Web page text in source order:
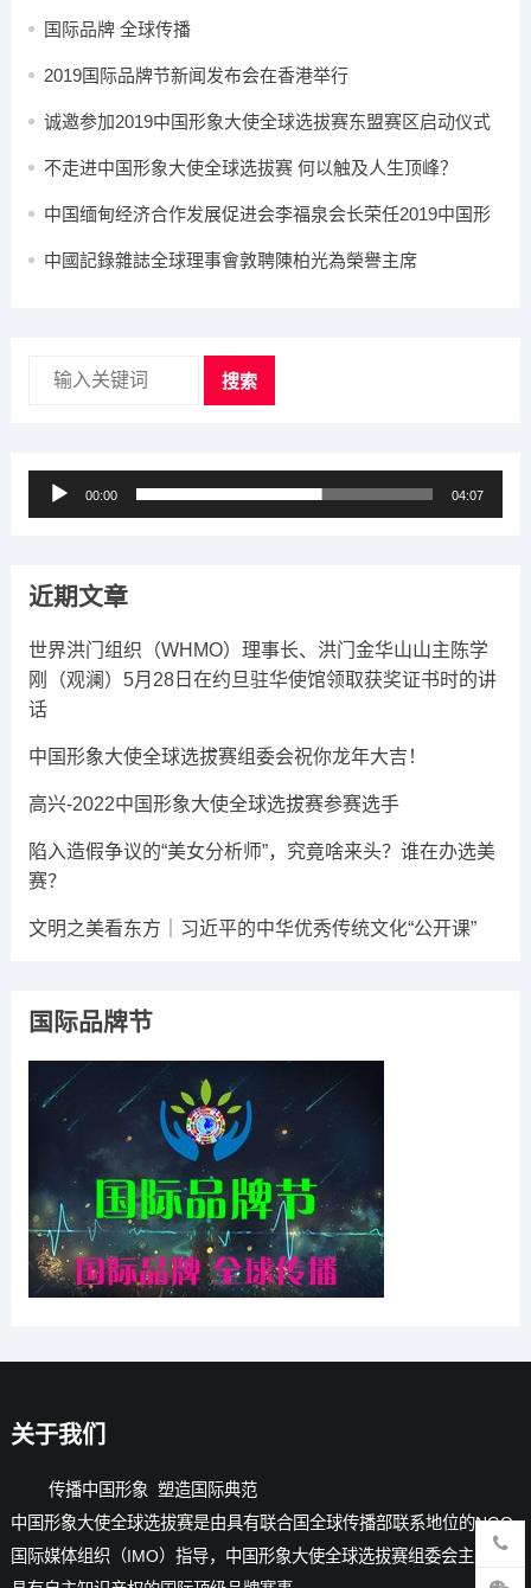
国际品牌 全球传播
2019国际品牌节新闻发布会在香港举行
诚邀参加2019中国形象大使全球选拔赛东盟赛区启动仪式
暨新闻发布会
不走进中国形象大使全球选拔赛 何以触及人生顶峰？
中国缅甸经济合作发展促进会李福泉会长荣任2019中国形
象大使全球选拔赛缅甸赛区主席
中國記錄雜誌全球理事會敦聘陳柏光為榮譽主席
搜索
频
放
00:00 04:07
近期文章
世界洪门组织（WHMO）理事长、洪门金华山山主陈学
刚（观澜）5月28日在约旦驻华使馆领取获奖证书时的讲
话
中国形象大使全球选拔赛组委会祝你龙年大吉​！
高兴-2022中国形象大使全球选拔赛参赛选手
陷入造假争议的“美女分析师”，究竟啥来头？谁在办选美
赛？
文明之美看东方｜习近平的中华优秀传统文化“公开课”
国际品牌节
关于我们
传播中国形象 塑造国际典范
中国形象大使全球选拔赛是由具有联合国全球传播部联系地位的NGO-
国际媒体组织（IMO）指导，中国形象大使全球选拔赛组委会主办的